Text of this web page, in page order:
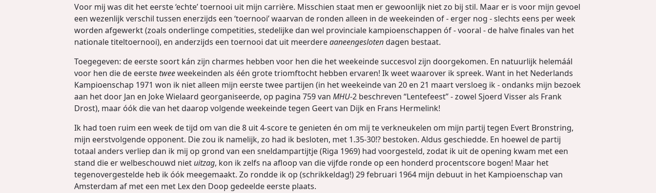
Voor mij was dit het eerste ‘echte’ toernooi uit mijn carrière. Misschien staat men er gewoonlijk niet zo bij stil. Maar er is voor mijn gevoel
een wezenlijk verschil tussen enerzijds een ‘toernooi’ waarvan de ronden alleen in de weekeinden of - erger nog - slechts eens per week
worden afgewerkt (zoals onderlinge competities, stedelijke dan wel provinciale kampioenschappen óf - vooral - de halve finales van het
nationale titeltoernooi), en anderzijds een toernooi dat uit meerdereaaneengeslotendagen bestaat.
Toegegeven: de eerste soort kán zijn charmes hebben voor hen die het weekeinde succesvol zijn doorgekomen. En natuurlijk helemáál
voor hen die de eerste tweeweekeinden als één grote triomftocht hebben ervaren! Ik weet waarover ik spreek. Want in het Nederlands
Kampioenschap 1971 won ik niet alleen mijn eerste twee partijen (in het weekeinde van 20 en 21 maart versloeg ik - ondanks mijn bezoek
aan het door Jan en Joke Wielaard georganiseerde, op pagina 759 van MHU-2 beschreven “Lentefeest” - zowel Sjoerd Visser als Frank
Drost), maar óók die van het daarop volgende weekeinde tegen Geert van Dijk en Frans Hermelink!
Ik had toen ruim een week de tijd om van die 8 uit 4-score te genieten én om mij te verkneukelen om mijn partij tegen Evert Bronstring,
mijn eerstvolgende opponent. Die zou ik namelijk, zo had ik besloten, met 1.35-30!? bestoken. Aldus geschiedde. En hoewel de partij
totaal anders verliep dan ik mij op grond van een sneldampartijtje (Riga 1969) had voorgesteld, zodat ik uit de opening kwam met een
stand die er welbeschouwd niet uitzag, kon ik zelfs na afloop van die vijfde ronde op een honderd procentscore bogen! Maar het
tegenovergestelde heb ik óók meegemaakt. Zo rondde ik op (schrikkeldag!) 29 februari 1964 mijn debuut in het Kampioenschap van
Amsterdam af met een met Lex den Doop gedeelde eerste plaats.